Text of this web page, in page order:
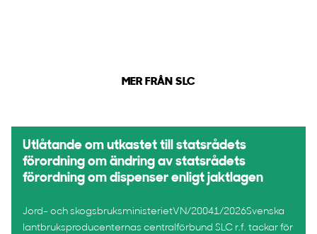
MER FRÅN SLC
Utlåtande om utkastet till statsrådets
förordning om ändring av statsrådets
förordning om dispenser enligt jaktlagen
Jord- och skogsbruksministerietVN/20041/2026Svenska
lantbruksproducenternas centralförbund SLC r.f. tackar för